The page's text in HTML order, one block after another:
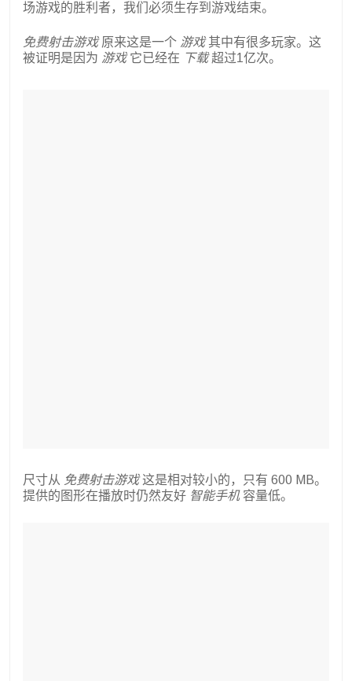
场游戏的胜利者，我们必须生存到游戏结束。
免费射击游戏原来这是一个 游戏其中有很多玩家。这
被证明是因为 游戏它已经在 下载超过1亿次。
尺寸从 免费射击游戏这是相对较小的，只有 600 MB。
提供的图形在播放时仍然友好 智能手机容量低。